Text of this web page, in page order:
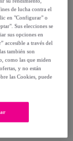
de lucha contra el
en "Configurar" o
Sus elecciones se
sus opciones en
accesible a través del
también son
como las que miden
y no están
las Cookies, puede